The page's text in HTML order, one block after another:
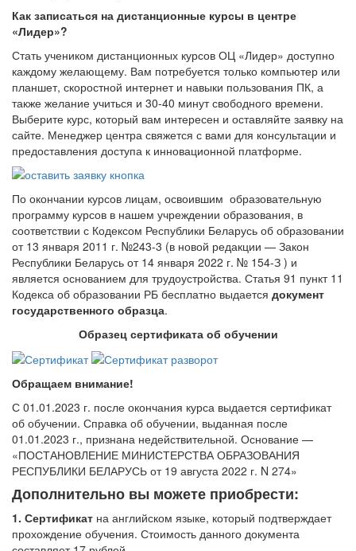
Как записаться на дистанционные курсы в центре
«Лидер»?
Стать учеником дистанционных курсов ОЦ «Лидер» доступно
каждому желающему. Вам потребуется только компьютер или
планшет, скоростной интернет и навыки пользования ПК, а
также желание учиться и 30-40 минут свободного времени.
Выберите курс, который вам интересен и оставляйте заявку на
сайте. Менеджер центра свяжется с вами для консультации и
предоставления доступа к инновационной платформе.
По окончании курсов лицам, освоившим образовательную
программу курсов в нашем учреждении образования, в
соответствии с Кодексом Республики Беларусь об образовании
от 13 января 2011 г. №243-3 (в новой редакции — Закон
Республики Беларусь от 14 января 2022 г. № 154-З ) и
является основанием для трудоустройства. Статья 91 пункт 11
Кодекса об образовании РБ бесплатно выдается документ
государственного образца.
Образец сертификата об обучении
Обращаем внимание!
С 01.01.2023 г. после окончания курса выдается сертификат
об обучении. Справка об обучении, выданная после
01.01.2023 г., признана недействительной. Основание —
«ПОСТАНОВЛЕНИЕ МИНИСТЕРСТВА ОБРАЗОВАНИЯ
РЕСПУБЛИКИ БЕЛАРУСЬ от 19 августа 2022 г. N 274»
Дополнительно вы можете приобрести:
1. Сертификат на английском языке, который подтверждает
прохождение обучения. Стоимость данного документа